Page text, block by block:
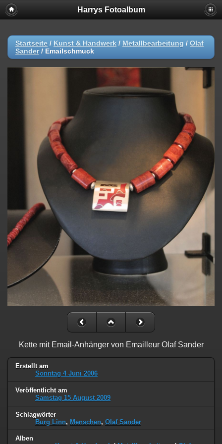
Harrys Fotoalbum
Startseite / Kunst & Handwerk / Metallbearbeitung / Olaf
Sander/ Emailschmuck
Kette mit Email-Anhänger von Emailleur Olaf Sander
Erstellt am
Sonntag 4 Juni 2006
Veröffentlicht am
Samstag 15 August 2009
Schlagwörter
Burg Linn, Menschen, Olaf Sander
Alben